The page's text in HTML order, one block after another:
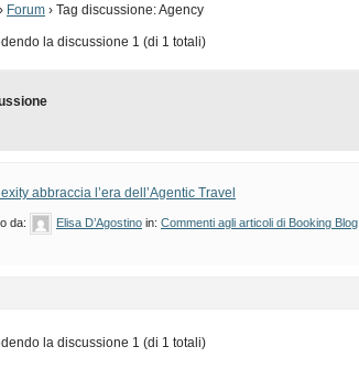
› Forum › Tag discussione: Agency
la discussione 1 (di 1 totali)
abbraccia l’era dell’Agentic Travel
da: Elisa D’Agostino in: Commenti agli articoli di Booking Blog
la discussione 1 (di 1 totali)